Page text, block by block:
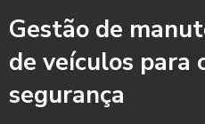
Gestão de
de veículos para
segurança